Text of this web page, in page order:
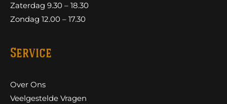
Zaterdag 9.30 – 18.30
Zondag 12.00 – 17.30
Service
Over Ons
Veelgestelde Vragen